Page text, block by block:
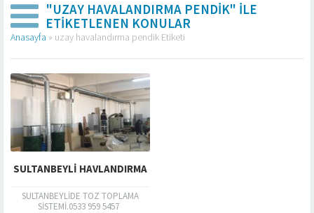
"UZAY HAVALANDIRMA PENDIK" ILE
ETIKETLENEN KONULAR
Anasayfa » uzay havalandırma pendik Etiketi
SULTANBEYLİ HAVLANDIRMA
SULTANBEYLİDE TOZ TOPLAMA
SİSTEMİ.0533 959 5457